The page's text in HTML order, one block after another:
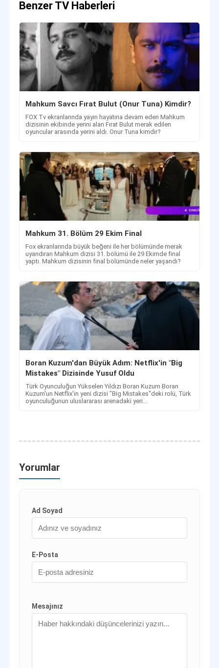
Benzer TV Haberleri
Mahkum Savcı Fırat Bulut (Onur Tuna) Kimdir?
FOX Tv ekranlarında yayın hayatına devam eden Mahkum
dizisinin ekibinde yerini alan Fırat Bulut merak edilen
oyuncular arasında yerini aldı. Onur Tuna kimdir?
Mahkum 31. Bölüm 29 Ekim Final
Fox ekranlarında büyük beğeni ile her bölümünde merak
uyandıran Mahkum dizisi 31. bölümü ile 29 Ekimde final
yaptı. Mahkum dizisinin final bölümünde neler yaşandı?
Boran Kuzum'dan Büyük Adım: Netflix'in "Big
Mistakes" Dizisinde Yusuf Oldu
Türk Oyunculuğun Yükselen Yıldızı Boran Kuzum Boran
Kuzum'un Netflix'in yeni dizisi "Big Mistakes"deki rolü, Türk
oyunculuğunun uluslararası arenadaki yeri...
Yorumlar
Ad Soyad
E-Posta
Mesajınız